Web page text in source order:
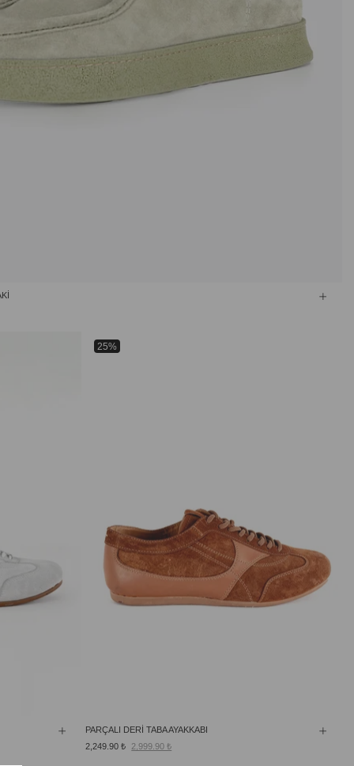
25%
PARÇALI DERİ TABA AYAKKABI
2,249.90 ₺
2,999.90 ₺